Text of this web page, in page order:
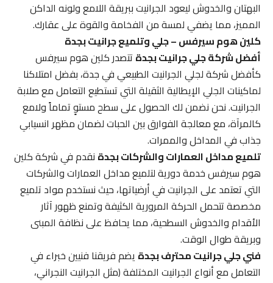
البهتان والخدوش ليعود الجرانيت ببريقة اللامع ولونه الداكن
المميز، مما يضفي لمسة من الفخامة والقوة على عقارك.
كلين هوم سيرفس – جلي وتلميع جرانيت بجدة
أفضل شركة جلي جرانيت بجدةتتصدر كلين هوم سيرفس
كأفضل شركة لجلي الجرانيت الطبيعي في جدة، بفضل امتلاكنا
لماكينات الجلي الإيطالية الثقيلة التي تستطيع التعامل مع صلابة
الجرانيت. نحن نضمن لك الحصول على سطح مستوٍ تماماً ولامع
كالمرآة، مع معالجة الفوارق بين الحبات لضمان مظهر انسيابي
جذاب في المداخل والممرات.
تلميع مداخل العمارات والشركات بجدةنقدم في شركة كلين
هوم سيرفس خدمة دورية لتلميع مداخل العمارات والشركات
التي تعتمد على الجرانيت في أرضياتها، حيث نستخدم مواد تلميع
مخصصة تتحمل الحركة المرورية الكثيفة وتمنع ظهور آثار
الأقدام والخدوش السطحية، مما يحافظ على نظافة المبنى
وبريقة طوال الوقت.
فني جلي جرانيت محترف بجدةيضم فريقنا فنيين خبراء في
التعامل مع أنواع الجرانيت المختلفة (مثل الجرانيت النجراني،